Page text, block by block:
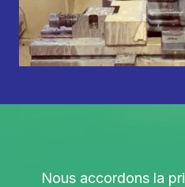
Nous accordons la